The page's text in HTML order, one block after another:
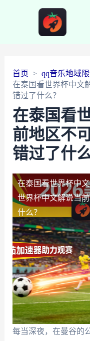
首页
qq音乐地域限
在泰国看世界杯中文
错过了什么？
在泰国看
前地区不
错过了什么
在泰国看世界杯中
世界杯中文解说当
什么？
每当深夜，在曼谷的